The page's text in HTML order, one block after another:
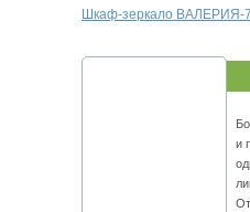
Шкаф-зеркало ВАЛЕРИЯ-
и